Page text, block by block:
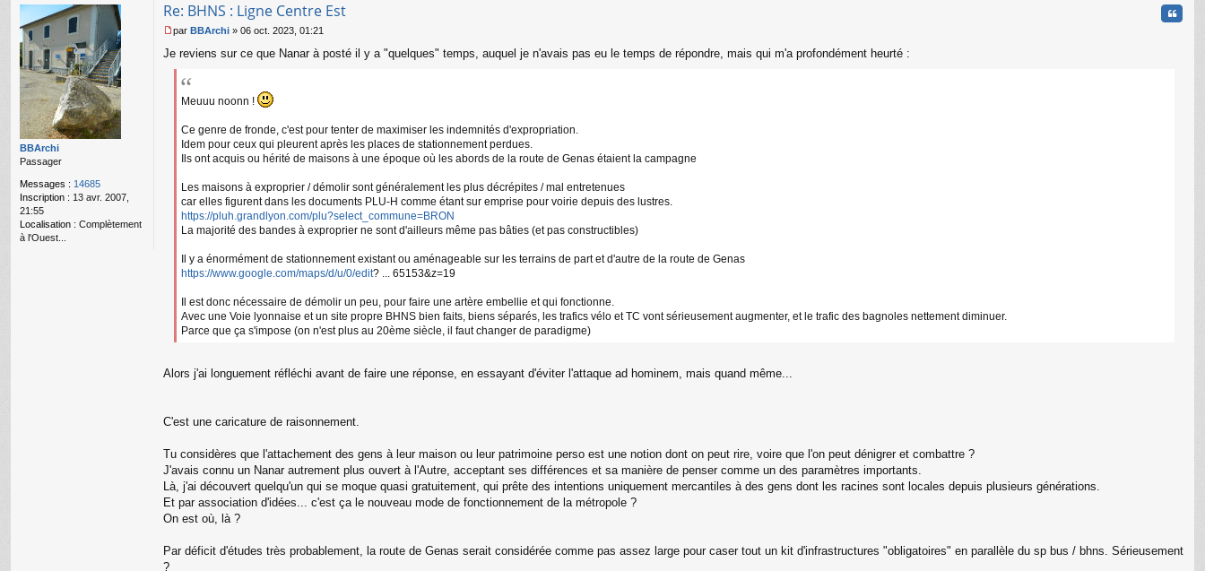
ac
r
gr
e
g
59
BBArchi
Passager
Messages : 14685
Inscription : 13 avr. 2007,
21:55
Localisation : Complètement
à l'Ouest...
Re: BHNS : Ligne Centre Est
e
s
par BBArchi » 06 oct. 2023, 01:21
Je reviens sur ce que Nanar à posté il y a "quelques" temps, auquel je n'avais pas eu le temps de répondre, mais qui m'a profondément heurté :
Meuuu noonn !
Ce genre de fronde, c'est pour tenter de maximiser les indemnités d'expropriation.
Idem pour ceux qui pleurent après les places de stationnement perdues.
Ils ont acquis ou hérité de maisons à une époque où les abords de la route de Genas étaient la campagne
Les maisons à exproprier / démolir sont généralement les plus décrépites / mal entretenues
car elles figurent dans les documents PLU-H comme étant sur emprise pour voirie depuis des lustres.
https://pluh.grandlyon.com/plu?select_commune=BRON
La majorité des bandes à exproprier ne sont d'ailleurs même pas bâties (et pas constructibles)
Il y a énormément de stationnement existant ou aménageable sur les terrains de part et d'autre de la route de Genas
https://www.google.com/maps/d/u/0/edit? ... 65153&z=19
Il est donc nécessaire de démolir un peu, pour faire une artère embellie et qui fonctionne.
Avec une Voie lyonnaise et un site propre BHNS bien faits, biens séparés, les trafics vélo et TC vont sérieusement augmenter, et le trafic des bagnoles nettement diminuer.
Parce que ça s'impose (on n'est plus au 20ème siècle, il faut changer de paradigme)
Alors j'ai longuement réfléchi avant de faire une réponse, en essayant d'éviter l'attaque ad hominem, mais quand même...
C'est une caricature de raisonnement.
Tu considères que l'attachement des gens à leur maison ou leur patrimoine perso est une notion dont on peut rire, voire que l'on peut dénigrer et combattre ?
J'avais connu un Nanar autrement plus ouvert à l'Autre, acceptant ses différences et sa manière de penser comme un des paramètres importants.
Là, j'ai découvert quelqu'un qui se moque quasi gratuitement, qui prête des intentions uniquement mercantiles à des gens dont les racines sont locales depuis plusieurs générations.
Et par association d'idées... c'est ça le nouveau mode de fonctionnement de la métropole ?
On est où, là ?
Par déficit d'études très probablement, la route de Genas serait considérée comme pas assez large pour caser tout un kit d'infrastructures "obligatoires" en parallèle du sp bus / bhns. Sérieusement
?